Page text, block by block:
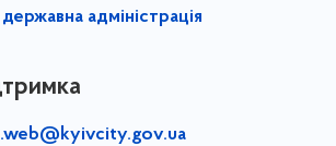
адміністрація